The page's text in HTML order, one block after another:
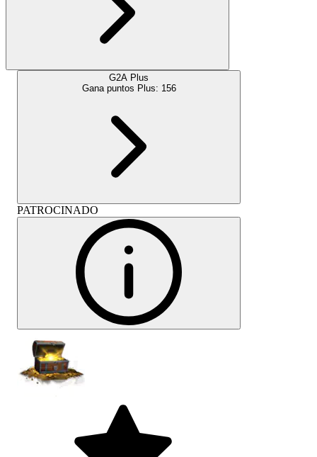
G2A Plus
Gana puntos Plus: 156
PATROCINADO